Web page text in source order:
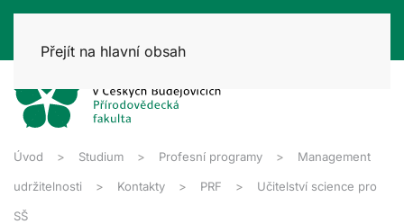
Přejít na hlavní obsah
Úvod Studium Profesní programy Management
udržitelnosti Kontakty PRF Učitelství science pro
SŠ